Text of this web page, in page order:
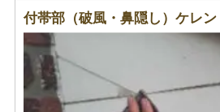
付帯部（破風・鼻隠し）ケレン